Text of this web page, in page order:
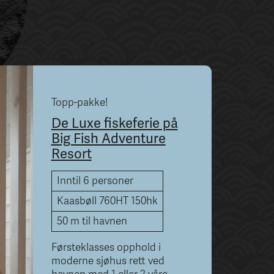
Topp-pakke!
De Luxe fiskeferie på
Big Fish Adventure
Resort
Inntil 6 personer
Kaasbøll 760HT 150hk
50 m til havnen
Førsteklasses opphold i
moderne sjøhus rett ved